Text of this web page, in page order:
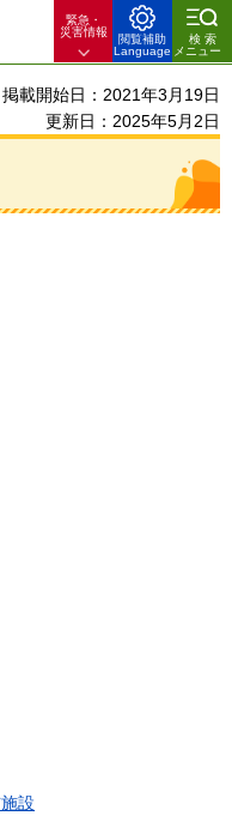
緊急・
災害情報
閲覧補助
Language
検索
メニュー
掲載開始日：2021年3月19日
更新日：2025年5月2日
設